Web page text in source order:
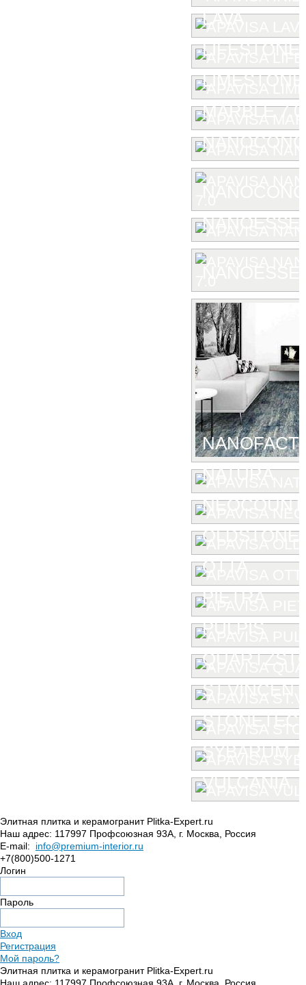
LAVA
LIFESTONE
LIMESTONE
MARBLE 7.0
NATURA
OLDSTONE
OTTA
PIETRA
PULPIS
ST.VINCENT
SYBARUM
VULCANIA
Элитная плитка и керамогранит Plitka-Expert.ru
Наш адрес: 117997 Профсоюзная 93А г. Москва
Россия
E-mail:
info@premium-interior.ru
+7(800)500-1271
Логин
Пароль
Вход
Регистрация
Мой пароль?
Элитная плитка и керамогранит Plitka-Expert.ru
Наш адрес: 117997 Профсоюзная 93А г. Москва Россия